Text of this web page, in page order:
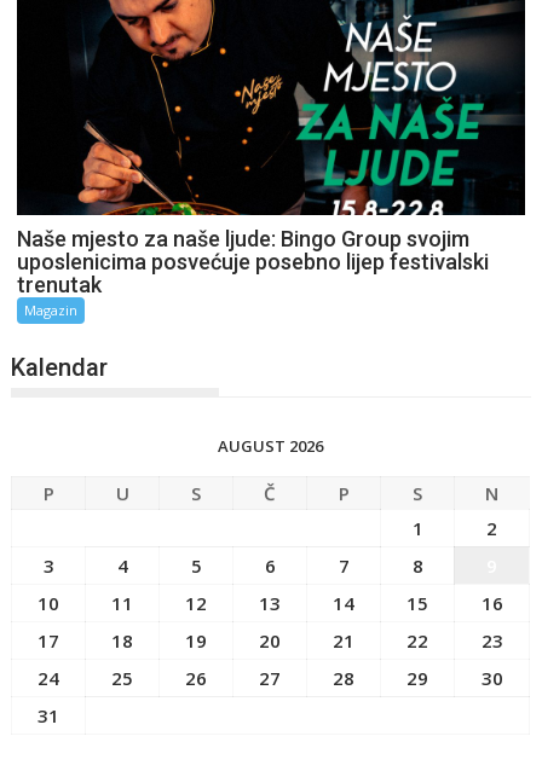
Naše mjesto za naše ljude: Bingo Group svojim
uposlenicima posvećuje posebno lijep festivalski
trenutak
Magazin
Kalendar
AUGUST 2026
P U S Č P S
N
1
2
3
4 5 6 7 8
10
11 12 13 14 15
16
17
18 19 20 21 22
23
24
25 26 27 28 29
30
31